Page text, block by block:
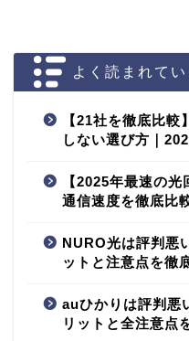
よく読まれて
【21社を徹底比
しない選び方｜
【2025年最速の
通信速度を徹底比
NURO光は評判悪
ットと注意点を徹
auひかりは評判悪
リットと全注意点